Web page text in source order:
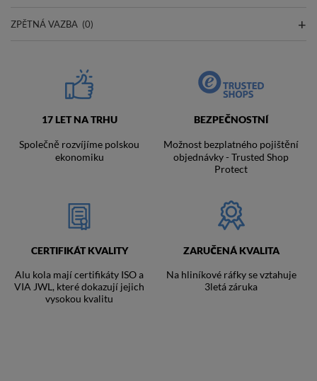
ZPĚTNÁ VAZBA (0)
17 LET NA TRHU
Společně rozvíjíme polskou
ekonomiku
BEZPEČNOSTNÍ
Možnost bezplatného pojištění
objednávky - Trusted Shop
Protect
CERTIFIKÁT KVALITY
Alu kola mají certifikáty ISO a
VIA JWL, které dokazují jejich
vysokou kvalitu
ZARUČENÁ KVALITA
Na hliníkové ráfky se vztahuje
3letá záruka